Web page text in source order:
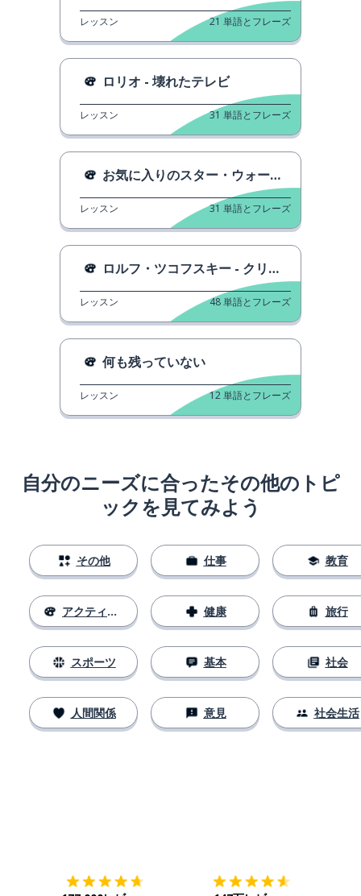
レッスン 21 単語とフレーズ
ロリオ - 壊れたテレビ
レッスン 31 単語とフレーズ
お気に入りのスター・ウォーズのキャラクター
レッスン 31 単語とフレーズ
ロルフ・ツコフスキー - クリスマスのお菓子工場で
レッスン 48単語とフレーズ
何も残っていない
レッスン 12単語とフレーズ
自分のニーズに合ったその他のトピ
ックを見てみよう
その他
アクティビティ
スポーツ
人間関係
仕事
健康
基本
意見
教育
旅行
社会
社会生活